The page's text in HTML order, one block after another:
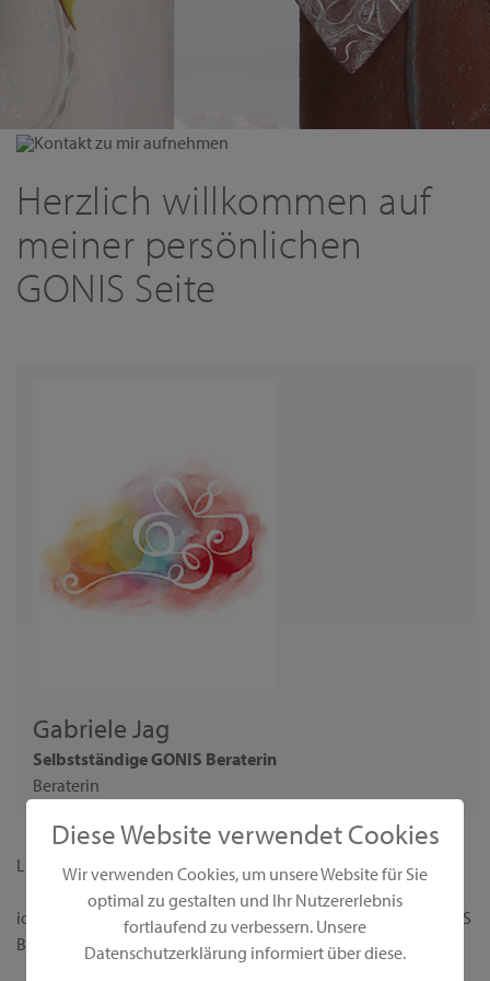
Diese Website verwendet Cookies
Wir verwenden Cookies, um unsere Website für Sie
optimal zu gestalten und Ihr Nutzererlebnis
fortlaufend zu verbessern. Unsere
Datenschutzerklärung informiert über diese.
Kontakt zu mir aufnehmen
Herzlich willkommen auf
meiner persönlichen
GONIS Seite
Gabriele Jag
Selbstständige GONIS Beraterin
Beraterin
Liebe Interessentin,
ich begrüße dich ganz herzlich auf meiner persönlichen GONIS
Beraterseite!